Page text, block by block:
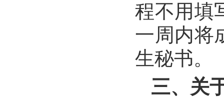
程不用填
一周内将
生秘书。
三、关